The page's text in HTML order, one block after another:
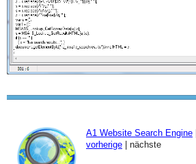
A1 Website Search Engine
vorherige | nächste